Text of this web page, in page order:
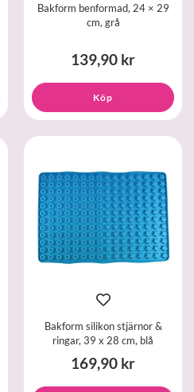
Bakform benformad, 24 × 29
cm, grå
139,90 kr
Köp
Bakform silikon stjärnor &
ringar, 39 x 28 cm, blå
169,90 kr